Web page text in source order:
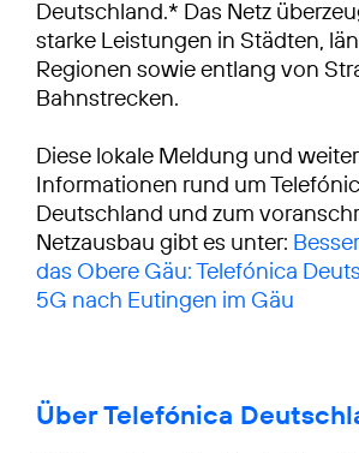
Deutschland.* Das Netz
starke Leistungen in Städten,
Regionen sowie entlang von
Bahnstrecken.
Diese lokale Meldung und
Informationen rund um
Deutschland und zum
Netzausbau gibt es unter:
das Obere Gäu: Telefónica
5G nach Eutingen im Gäu
Über Telefónica